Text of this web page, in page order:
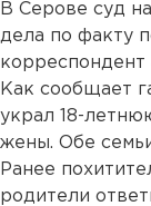
В Серове суд
дела по факту
корреспондент
Как сообщает
украл 18-
жены. Обе
Ранее
родители